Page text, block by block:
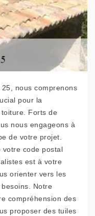
nous comprenons
pour la
Forts de
nous engageons à
de votre projet.
votre code postal
est à votre
orienter vers les
Notre
compréhension des
proposer des tuiles